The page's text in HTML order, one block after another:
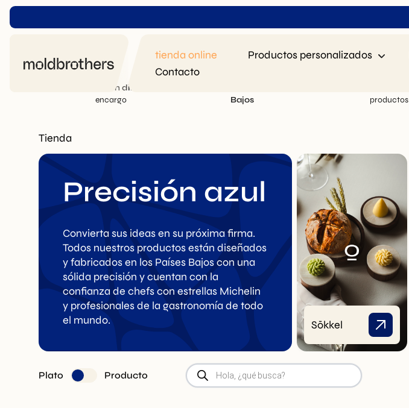
tienda online Productos personalizados
Contacto
Fabricación directa
encargo
Bajos
productos
Tienda
Precisión azul
Convierta sus ideas en su próxima firma.
Todos nuestros productos están diseñados
y fabricados en los Países Bajos con una
sólida precisión y cuentan con la
confianza de chefs con estrellas Michelin
y profesionales de la gastronomía de todo
el mundo.
Buñuelos /
Sōkkel
Plato Producto
Búsqueda
de
productos